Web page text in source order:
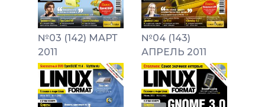
№03 (142) МАРТ
2011
№04 (143)
АПРЕЛЬ 2011